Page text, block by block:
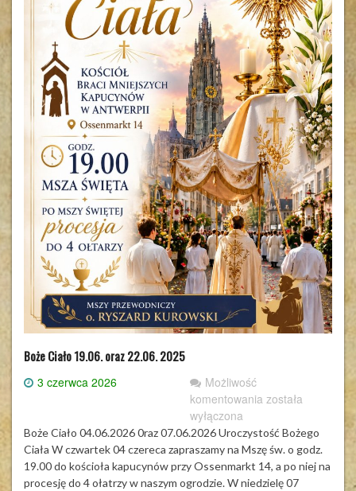
Boże Ciało 19.06. oraz 22.06. 2025
3 czerwca 2026
Możliwość
komentowania Boże
19.06.
oraz
22.06.
2025
została
wyłączona
Boże Ciało 04.06.2026 0raz 07.06.2026 Uroczystość Bożego
Ciała W czwartek 04 czereca zapraszamy na Mszę św. o godz.
19.00 do kościoła kapucynów przy Ossenmarkt 14, a po niej na
procesję do 4 ołatrzy w naszym ogrodzie. W niedzielę 07